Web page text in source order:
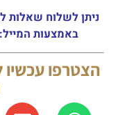
ניתן לשלוח שאלות
באמצעות המייל: sm088302222@gmail.com
הצטרפו